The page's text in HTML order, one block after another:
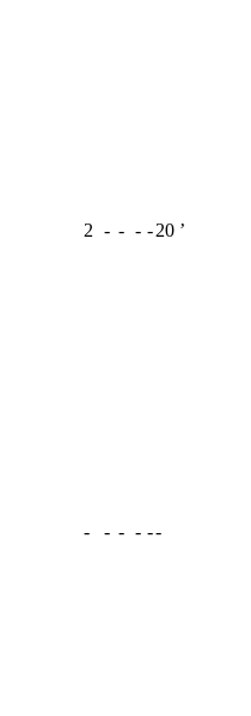
2 - - - -20 ʼ
- - - - --